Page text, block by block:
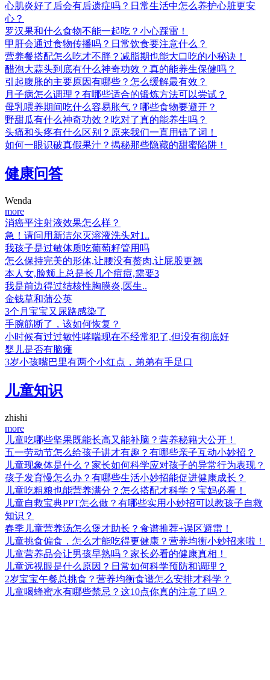
心肌炎好了后会有后遗症吗？日常生活中怎么养护心脏更安
心？
罗汉果和什么食物不能一起吃？小心踩雷！
甲肝会通过食物传播吗？日常饮食要注意什么？
营养餐搭配怎么吃才不胖？减脂期也能大口吃的小秘诀！
醋泡大蒜头到底有什么神奇功效？真的能养生保健吗？
引起腹胀的主要原因有哪些？怎么缓解最有效？
月子病怎么调理？有哪些适合的锻炼方法可以尝试？
母乳喂养期间吃什么容易胀气？哪些食物要避开？
野甜瓜有什么神奇功效？吃对了真的能养生吗？
头痛和头疼有什么区别？原来我们一直用错了词！
如何一眼识破真假果汁？揭秘那些隐藏的甜蜜陷阱！
健康问答
Wenda
more
消癌平注射液效果怎么样？
急！请问用新洁尔灭溶液洗头对1..
我孩子是过敏体质吃葡萄籽管用吗
怎么保持完美的形体,让腰没有赘肉,让屁股更翘
本人女,脸颊上总是长几个痘痘,需要3
我是前边得过结核性胸膜炎,医生..
金钱草和蒲公英
3个月宝宝又尿路感染了
手腕筋断了，该如何恢复？
小时候有过过敏性哮喘现在不经常犯了,但没有彻底好
婴儿是否有脑瘫
3岁小孩嘴巴里有两个小红点，弟弟有手足口
儿童知识
zhishi
more
儿童吃哪些坚果既能长高又能补脑？营养秘籍大公开！
五一劳动节怎么给孩子讲才有趣？有哪些亲子互动小妙招？
儿童现象体是什么？家长如何科学应对孩子的异常行为表现？
孩子发育慢怎么办？有哪些生活小妙招能促进健康成长？
儿童吃粗粮也能营养满分？怎么搭配才科学？宝妈必看！
儿童自救宝典PPT怎么做？有哪些实用小妙招可以教孩子自救
知识？
春季儿童营养汤怎么煲才助长？食谱推荐+误区避雷！
儿童挑食偏食，怎么才能吃得更健康？营养均衡小妙招来啦！
儿童营养品会让男孩早熟吗？家长必看的健康真相！
儿童远视眼是什么原因？日常如何科学预防和调理？
2岁宝宝午餐总挑食？营养均衡食谱怎么安排才科学？
儿童喝蜂蜜水有哪些禁忌？这10点你真的注意了吗？